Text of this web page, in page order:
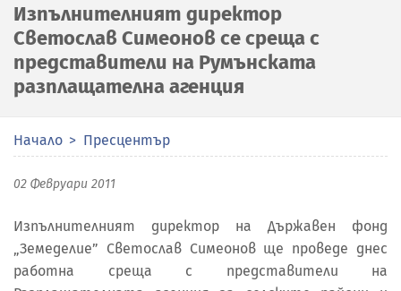
Изпълнителният директор
Светослав Симеонов се среща с
представители на Румънската
разплащателна агенция
Начало Пресцентър
02 Февруари 2011
Изпълнителният директор на Държавен фонд
„Земеделие” Светослав Симеонов ще проведе днес
работна среща с представители на